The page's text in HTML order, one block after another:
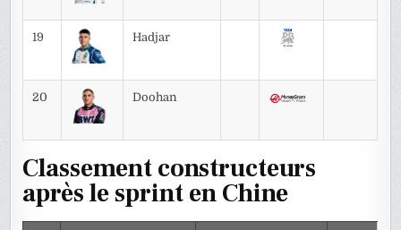
19 Hadjar
20 Doohan
Classement constructeurs
après le sprint en Chine